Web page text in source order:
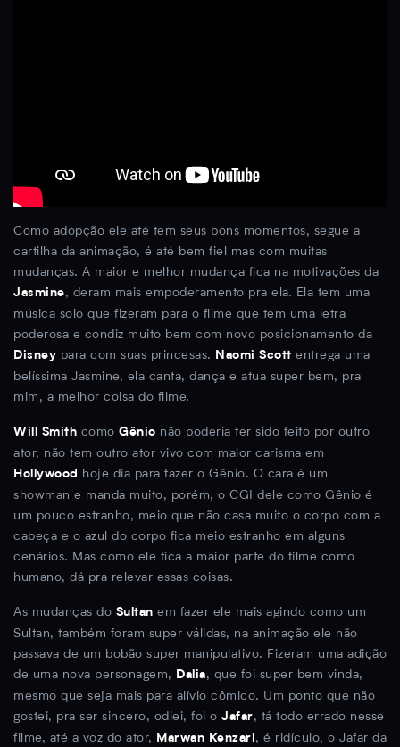
Como adopção ele até tem seus bons momentos, segue a
cartilha da animação, é até bem fiel mas com muitas
mudanças. A maior e melhor mudança fica na motivações da
Jasmine, deram mais empoderamento pra ela. Ela tem uma
música solo que fizeram para o filme que tem uma letra
poderosa e condiz muito bem com novo posicionamento da
Disney para com suas princesas. Naomi Scott entrega uma
belíssima Jasmine, ela canta, dança e atua super bem, pra
mim, a melhor coisa do filme.
Will Smith como Gênio não poderia ter sido feito por outro
ator, não tem outro ator vivo com maior carisma em
Hollywood hoje dia para fazer o Gênio. O cara é um
showman e manda muito, porém, o CGI dele como Gênio é
um pouco estranho, meio que não casa muito o corpo com a
cabeça e o azul do corpo fica meio estranho em alguns
cenários. Mas como ele fica a maior parte do filme como
humano, dá pra relevar essas coisas.
As mudanças do Sultan em fazer ele mais agindo como um
Sultan, também foram super válidas, na animação ele não
passava de um bobão super manipulativo. Fizeram uma adição
de uma nova personagem, Dalia, que foi super bem vinda,
mesmo que seja mais para alívio cômico. Um ponto que não
gostei, pra ser sincero, odiei, foi o Jafar, tá todo errado nesse
filme, até a voz do ator, Marwan Kenzari, é ridículo, o Jafar da